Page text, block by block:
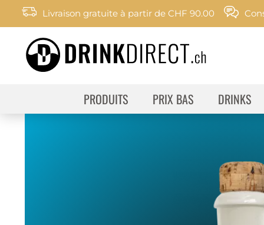
Livraison gratuite à partir de CHF 90.00
PRODUITS PRIX BAS DRINKS